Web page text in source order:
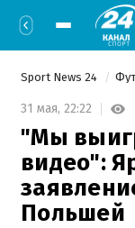
Sport News 24
31 мая, 22:22
"Мы
видео":
Польшей